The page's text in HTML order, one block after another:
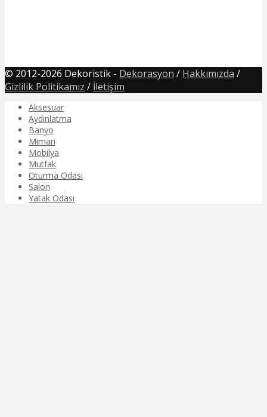
© 2012-2026 Dekoristik - Dekorasyon / Hakkımızda /
Gizlilik Politikamız / İletişim
Aksesuar
Aydınlatma
Banyo
Mimari
Mobilya
Mutfak
Oturma Odası
Salon
Yatak Odası